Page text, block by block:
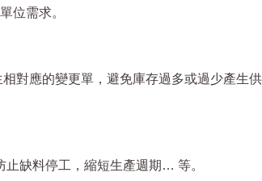
位需求。
對應的變更單，避免庫存過多或過少產生
缺料停工，縮短生產週期… 等。